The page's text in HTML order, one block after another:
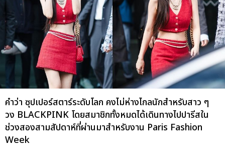
คำว่า ซุปเปอร์สตาร์ระดับโลก คงไม่ห่างไกลนักสำหรับสาว ๆ
วง BLACKPINK โดยสมาชิกทั้งหมดได้เดินทางไปปารีสใน
ช่วงสองสามสัปดาห์ที่ผ่านมาสำหรับงาน Paris Fashion
Week